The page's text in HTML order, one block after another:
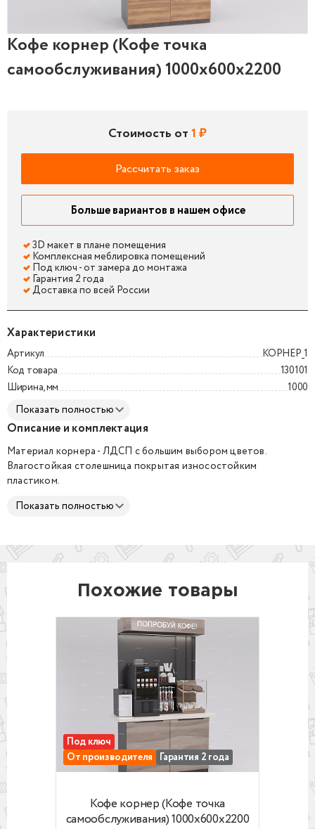
Кофе корнер (Кофе точка самообслуживания)
Кофе корнер (Кофе точка
самообслуживания) 1000x600x2200
Стоимость от1 ₽
Рассчитать заказ
Больше вариантов в нашем офисе
3D макет в плане помещения
Комплексная меблировка помещений
Под ключ - от замера до монтажа
Гарантия 2 года
Доставка по всей России
Характеристики
Артикул
КОРНЕР_1
Код товара
130101
Ширина, мм
1000
Показать полностью
Описание и комплектация
Материал корнера - ЛДСП с большим выбором цветов.
Влагостойкая столешница покрытая износостойким
пластиком.
Тумба запирается на 2 замка.
выбранного цвета ЛДСП.
В цену не включены:
- диспенсеры для стаканов (их покупает заказчик). По желанию
стаканы могут располагаться в органайзере на столешнице;
- логотип/световые вывески, меню.
Показать полностью
Похожие товары
Кофе корнер (Кофе точка
От производителя Гарантия 2 года
Под ключ
Кофе корнер (Кофе точка
самообслуживания) 1000x600x2200
От
Под